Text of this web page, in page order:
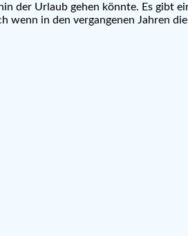
der Urlaub gehen könnte. Es gibt
wenn in den vergangenen Jahren